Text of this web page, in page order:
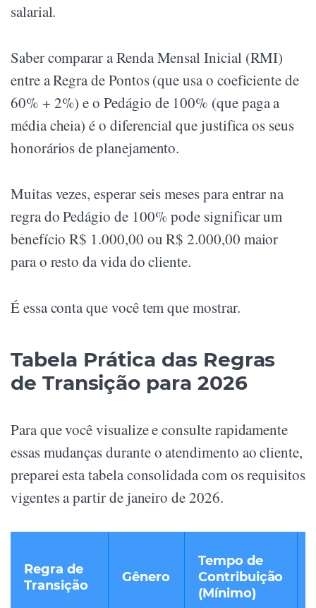
salarial.
Saber comparar a Renda Mensal Inicial (RMI)
entre a Regra de Pontos (que usa o coeficiente de
60% + 2%) e o Pedágio de 100% (que paga a
média cheia) é o diferencial que justifica os seus
honorários de planejamento.
Muitas vezes, esperar seis meses para entrar na
regra do Pedágio de 100% pode significar um
benefício R$ 1.000,00 ou R$ 2.000,00 maior
para o resto da vida do cliente.
É essa conta que você tem que mostrar.
Tabela Prática das Regras
de Transição para 2026
Para que você visualize e consulte rapidamente
essas mudanças durante o atendimento ao cliente,
preparei esta tabela consolidada com os requisitos
vigentes a partir de janeiro de 2026.
Regra de
Transição
Gênero
Tempo de
Contribuição
(Mínimo)